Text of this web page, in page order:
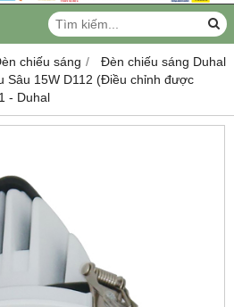
chiếu sáng
Đèn chiếu sáng Duhal
Sâu 15W D112 (Điều chỉnh được
- Duhal